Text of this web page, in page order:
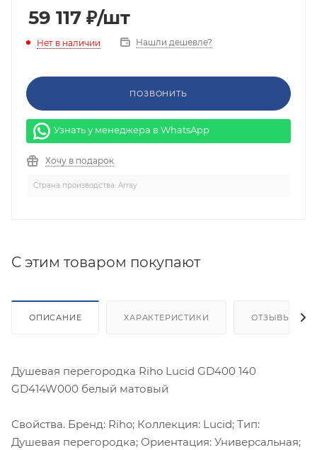
59 117 ₽/шт
Нет в наличии Нашли дешевле?
ПОЗВОНИТЬ
Узнать у менеджера в WhatsApp
Хочу в подарок
Страна производства: Array
C этим товаром покупают
ОПИСАНИЕ ХАРАКТЕРИСТИКИ ОТЗЫВЫ
Душевая перегородка Riho Lucid GD400 140
GD414W000 белый матовый
Свойства. Бренд: Riho; Коллекция: Lucid; Тип:
Душевая перегородка; Ориентация: Универсальная;